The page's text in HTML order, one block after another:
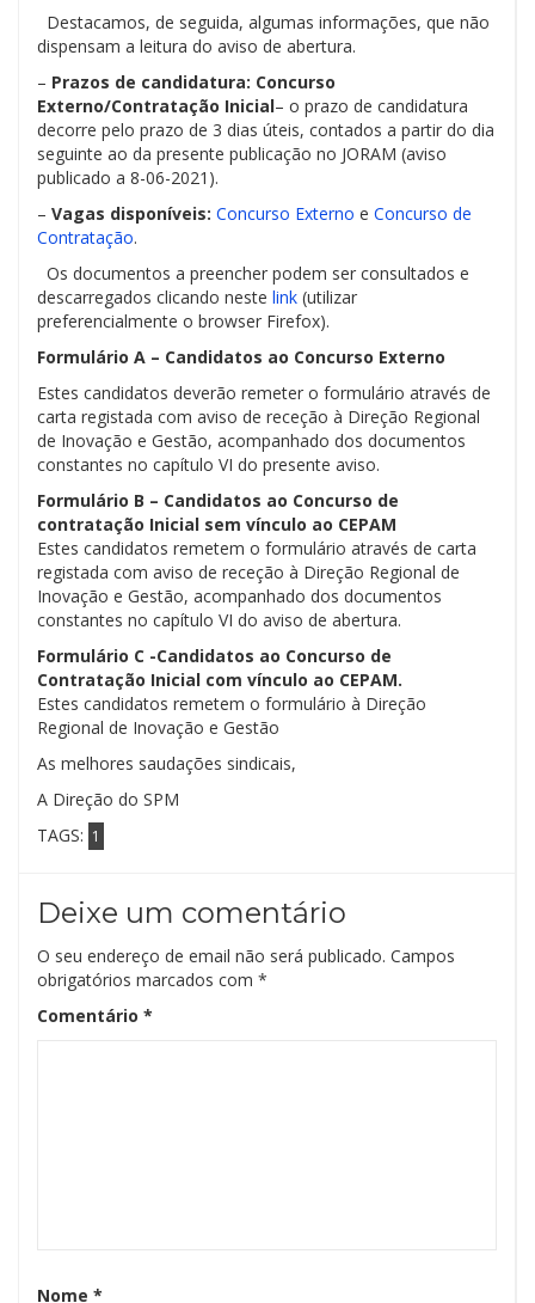
Destacamos, de seguida, algumas informações, que não
dispensam a leitura do aviso de abertura.
– Prazos de candidatura: Concurso
Externo/Contratação Inicial– o prazo de candidatura
decorre pelo prazo de 3 dias úteis, contados a partir do dia
seguinte ao da presente publicação no JORAM (aviso
publicado a 8-06-2021).
– Vagas disponíveis: Concurso Externo e Concurso de
Contratação.
Os documentos a preencher podem ser consultados e
descarregados clicando neste link (utilizar
preferencialmente o browser Firefox).
Formulário A – Candidatos ao Concurso Externo
Estes candidatos deverão remeter o formulário através de
carta registada com aviso de receção à Direção Regional
de Inovação e Gestão, acompanhado dos documentos
constantes no capítulo VI do presente aviso.
Formulário B – Candidatos ao Concurso de
contratação Inicial sem vínculo ao CEPAM
Estes candidatos remetem o formulário através de carta
registada com aviso de receção à Direção Regional de
Inovação e Gestão, acompanhado dos documentos
constantes no capítulo VI do aviso de abertura.
Formulário C -Candidatos ao Concurso de
Contratação Inicial com vínculo ao CEPAM.
Estes candidatos remetem o formulário à Direção
Regional de Inovação e Gestão
As melhores saudações sindicais,
A Direção do SPM
TAGS: 1
Deixe um comentário
O seu endereço de email não será publicado. Campos
obrigatórios marcados com *
Comentário *
Nome *